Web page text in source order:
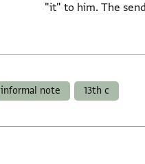
"it" to him. The
13th c
informal note